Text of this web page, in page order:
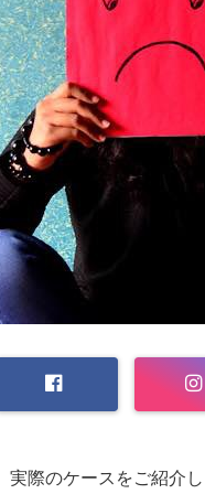
実際のケースをご紹介